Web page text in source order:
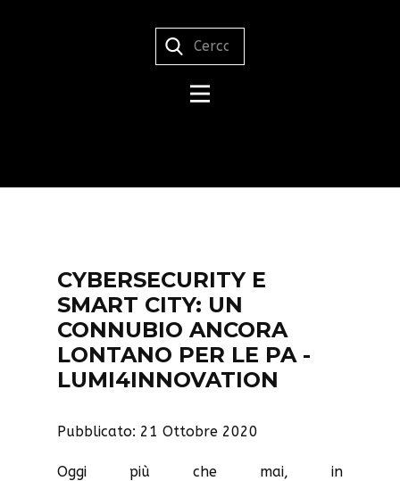
CYBERSECURITY E
SMART CITY: UN
CONNUBIO ANCORA
LONTANO PER LE PA -
LUMI4INNOVATION
Pubblicato: 21 Ottobre 2020
Oggi più che mai, in